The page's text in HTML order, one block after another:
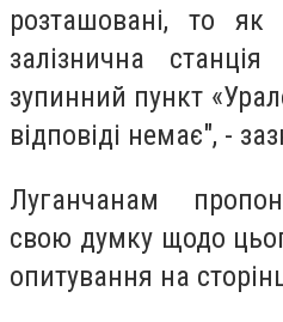
розташовані, то
залізнична
зупинний пункт
відповіді немає", -
Луганчанам
свою думку щодо
опитування на